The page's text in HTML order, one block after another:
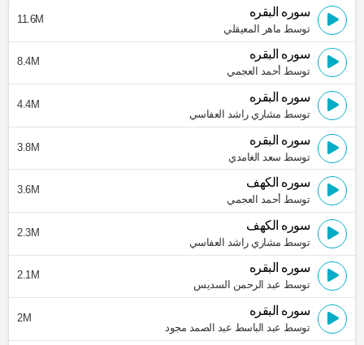
سوره البقره
توسط ماهر المعيقلي
11.6M
سوره البقره
توسط أحمد العجمي
8.4M
سوره البقره
توسط مشاري راشد العفاسي
4.4M
سوره البقره
توسط سعد الغامدي
3.8M
سوره الكهف
توسط أحمد العجمي
3.6M
سوره الكهف
توسط مشاري راشد العفاسي
2.3M
سوره البقره
توسط عبد الرحمن السديس
2.1M
سوره البقره
توسط عبد الباسط عبد الصمد مجود
2M